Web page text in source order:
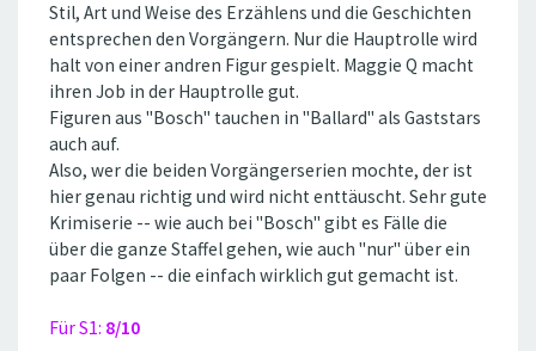
Stil, Art und Weise des Erzählens und die Geschichten
entsprechen den Vorgängern. Nur die Hauptrolle wird
halt von einer andren Figur gespielt. Maggie Q macht
ihren Job in der Hauptrolle gut.
Figuren aus ''Bosch'' tauchen in ''Ballard'' als Gaststars
auch auf.
Also, wer die beiden Vorgängerserien mochte, der ist
hier genau richtig und wird nicht enttäuscht. Sehr gute
Krimiserie -- wie auch bei ''Bosch'' gibt es Fälle die
über die ganze Staffel gehen, wie auch ''nur'' über ein
paar Folgen -- die einfach wirklich gut gemacht ist.
Für S1: 8/10